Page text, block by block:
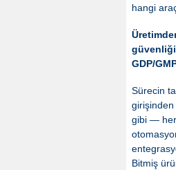
hangi
GDP/
Sürecin
gibi — her
Bitmiş